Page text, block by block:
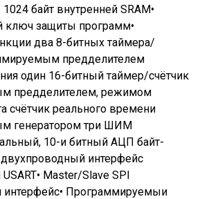
байт внутренней SRAM•
защиты программ•
два 8-битных таймера/
предделителем
один 16-битный таймер/счётчик
предделителем, режимом
счётчик реального времени
генератором три ШИМ
10-и битный АЦП байт-
интерфейс
Master/Slave SPI
интерфейс• Программируемыи